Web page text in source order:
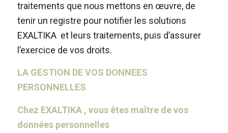
traitements que nous mettons en œuvre, de
tenir un registre pour notifier les solutions
EXALTIKA et leurs traitements, puis d’assurer
l’exercice de vos droits.
LA GESTION DE VOS DONNEES
PERSONNELLES
Chez EXALTIKA , vous êtes maître de vos
données personnelles